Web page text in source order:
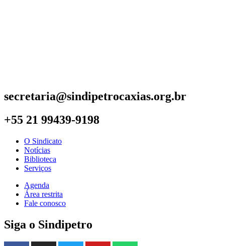
secretaria@sindipetrocaxias.org.br
+55 21 99439-9198
O Sindicato
Notícias
Biblioteca
Serviços
Agenda
Área restrita
Fale conosco
Siga o Sindipetro